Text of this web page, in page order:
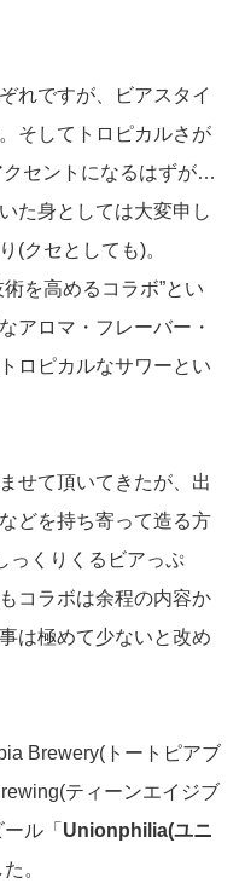
れですが、ビアスタイ
そしてトロピカルさが
クセントになるはずが…
た身としては大変申し
(クセとしても)。
を高めるコラボ”とい
アロマ・フレーバー・
ロピカルなサワーとい
せて頂いてきたが、出
どを持ち寄って造る方
っくりくるビアっぷ
コラボは余程の内容か
は極めて少ないと改め
Brewery(トートピアブ
ティーンエイジブ
ル「 Unionphilia(ユニ
。